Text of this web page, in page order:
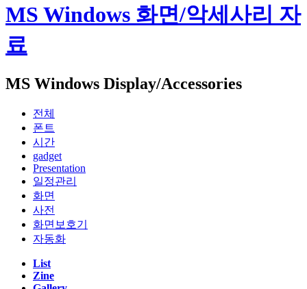
MS Windows 화면/악세사리 자
료
MS Windows Display/Accessories
전체
폰트
시간
gadget
Presentation
일정관리
화면
사전
화면보호기
자동화
List
Zine